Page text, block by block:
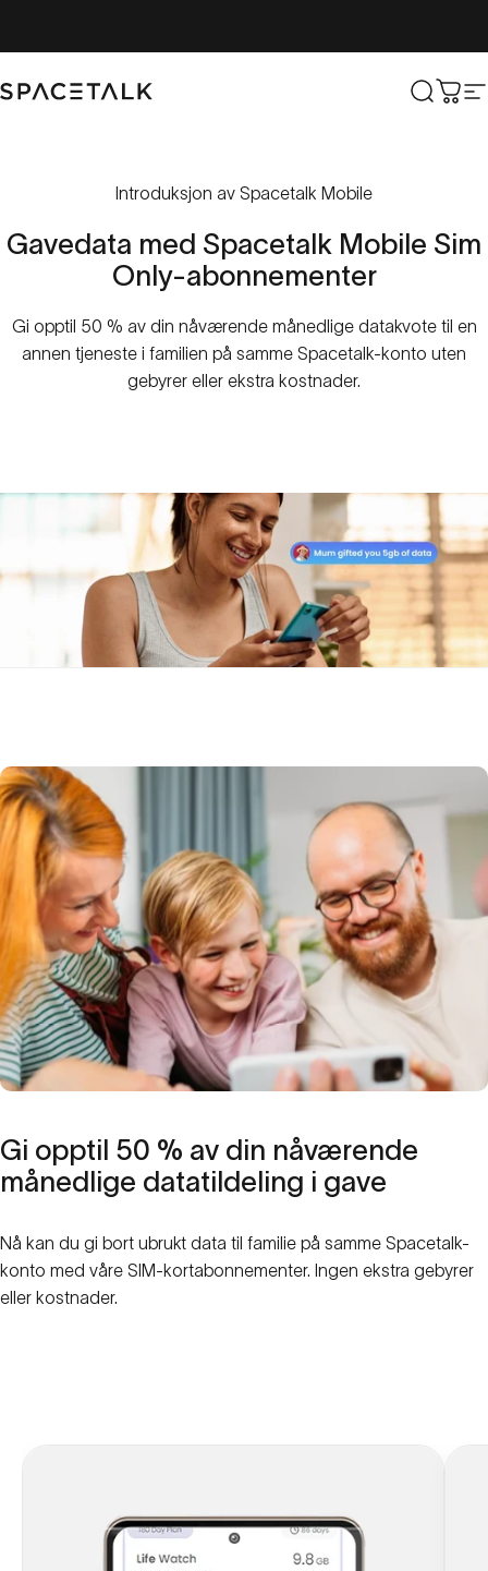
Romsnakk Søk
Introduksjon av Spacetalk Mobile
Gavedata med Spacetalk Mobile Sim
Only-abonnementer
Gi opptil 50 % av din nåværende månedlige datakvote til en
annen tjeneste i familien på samme Spacetalk-konto uten
gebyrer eller ekstra kostnader.
Gi opptil 50 % av din nåværende
månedlige datatildeling i gave
Nå kan du gi bort ubrukt data til familie på samme Spacetalk-
konto med våre SIM-kortabonnementer. Ingen ekstra gebyrer
eller kostnader.